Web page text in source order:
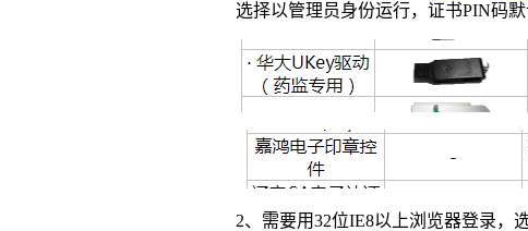
选择以管理员身份运行，证书PIN码默
2、需要用32位IE8以上浏览器登录，